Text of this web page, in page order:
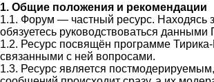
1. Общие положения и рекомендации
1.1. Форум — частный ресурс. Находясь
обязуетесь руководствоваться
1.2. Ресурс посвящён программе
связанными с ней вопросами.
1.3. Ресурс является